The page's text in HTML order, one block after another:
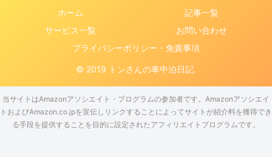
ホーム
記事一覧
サービス一覧
お問い合わせ
プライバシーポリシー・免責事項
© 2019 トンさんの車中泊日記.
当サイトはAmazonアソシエイト・プログラムの参加者です。Amazonアソシエイ
トおよびAmazon.co.jpを宣伝しリンクすることによってサイトが紹介料を獲得でき
る手段を提供することを目的に設定されたアフィリエイトプログラムです。